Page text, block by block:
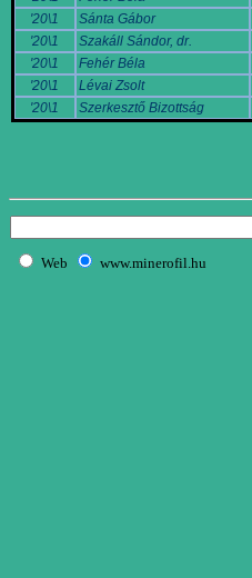
'20\1
Sánta Gábor
'20\1
Szakáll Sándor, dr.
'20\1
Fehér Béla
'20\1
Lévai Zsolt
'20\1
Szerkesztő Bizottság